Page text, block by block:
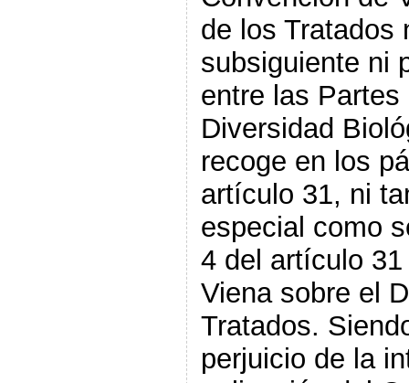
de los Tratados
subsiguiente ni
entre las
Diversidad
recoge en los
artículo 31, ni
especial como
4 del artículo
Viena sobre el
Tratados.
perjuicio de la